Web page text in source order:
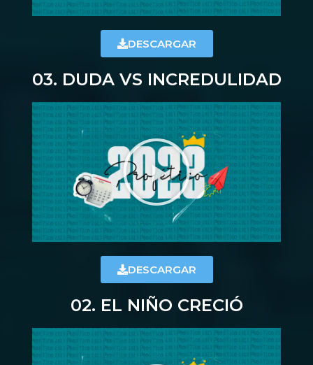
DESCARGAR
03. DUDA VS INCREDULIDAD
DESCARGAR
02. EL NIÑO CRECIÓ